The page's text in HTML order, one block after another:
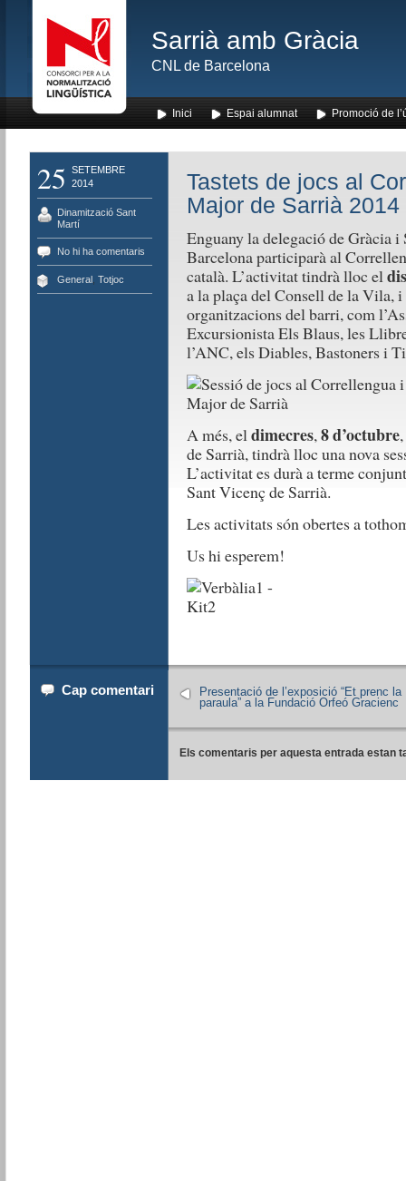
Sarrià amb Gràcia
CNL de Barcelona
Inici Espai alumnat Promoció de
25
SETEMBRE
2014
Dinamització Sant
Martí
No hi ha comentaris
General, Totjoc
Tastets de jocs al
Major de Sarrià 2014
Enguany la delegació de Gràcia
Barcelona participarà al
català. L’activitat tindrà lloc el
a la plaça del Consell de la Vila,
organitzacions del barri, com
Excursionista Els Blaus, les
l’ANC, els Diables, Bastoners i
A més, eldimecres,8 d’octubre
de Sarrià, tindrà lloc una nova
L’activitat es durà a terme
Sant Vicenç de Sarrià.
Les activitats són obertes a
Us hi esperem!
Cap comentari
Presentació de l’exposició “Et prenc la
paraula” a la Fundació Orfeó Gracienc
Els comentaris per aquesta entrada estan